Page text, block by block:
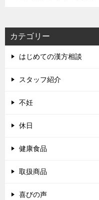
カテゴリー
はじめての漢方相談
スタッフ紹介
不妊
休日
健康食品
取扱商品
喜びの声